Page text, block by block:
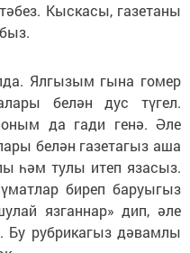
Кыскасы, газетаны
Ялгызым гына гомер
белән дус түгел.
да гади генә. Әле
белән газетагыз аша
һәм тулы итеп язасыз.
биреп баруыгыз
язганнар» дип, әле
Бу рубрикагыз дәвамлы